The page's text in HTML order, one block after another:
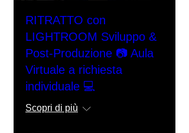
RITRATTO con
LIGHTROOM Sviluppo &
Post-Produzione 📷 Aula
Virtuale a richiesta
individuale 💻
Scopri di più